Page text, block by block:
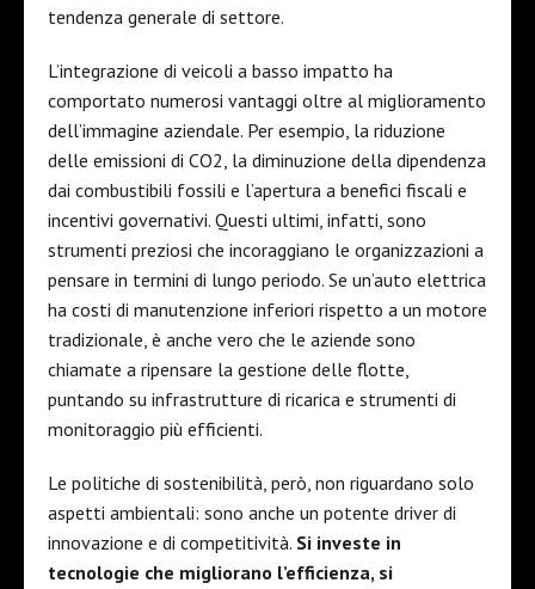
tendenza generale di settore.
L’integrazione di veicoli a basso impatto ha
comportato numerosi vantaggi oltre al miglioramento
dell’immagine aziendale. Per esempio, la riduzione
delle emissioni di CO2, la diminuzione della dipendenza
dai combustibili fossili e l’apertura a benefici fiscali e
incentivi governativi. Questi ultimi, infatti, sono
strumenti preziosi che incoraggiano le organizzazioni a
pensare in termini di lungo periodo. Se un’auto elettrica
ha costi di manutenzione inferiori rispetto a un motore
tradizionale, è anche vero che le aziende sono
chiamate a ripensare la gestione delle flotte,
puntando su infrastrutture di ricarica e strumenti di
monitoraggio più efficienti.
Le politiche di sostenibilità, però, non riguardano solo
aspetti ambientali: sono anche un potente driver di
innovazione e di competitività. Si investe in
tecnologie che migliorano l’efficienza, si